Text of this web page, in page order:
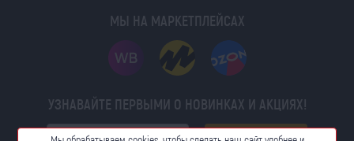
МЫ НА МАРКЕТПЛЕЙСАХ
УЗНАВАЙТЕ ПЕРВЫМИ О НОВИНКАХ И АКЦИЯХ!
ПОДПИСАТЬСЯ